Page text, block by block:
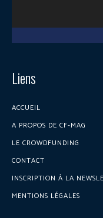
Liens
ACCUEIL
A PROPOS DE CF-MAG
LE CROWDFUNDING
CONTACT
INSCRIPTION À LA
MENTIONS LÉGALES